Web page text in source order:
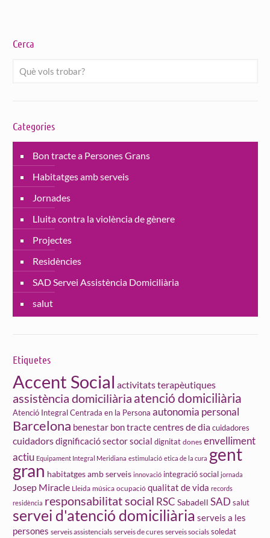
Cerca
Categories
Bon tracte a Persones Grans
Habitatges amb serveis
Jornades
Lluita contra la violència de gènere
Projectes
Residències
SAD Servei Assistència Domiciliària
salut
Etiquetes
Accent Social activitats terapèutiques
assistència domiciliària atenció domiciliària
Atenció Integral Centrada en la Persona autonomia personal
Barcelona benestar bon tractecentres de diacuidadores
cuidadorsdignificació sector social dignitat dones envelliment
actiu Equipament Integral Meridiana estimulació etica de la cura gent
gran habitatges amb serveis innovació integració social jornada
Josep Miracle Lleida música ocupació qualitat de vida records
residència responsabilitat social RSC Sabadell SAD salut
servei d'atenció domiciliària serveis a les
persones serveis assistencials serveis de cures serveis socials soledat